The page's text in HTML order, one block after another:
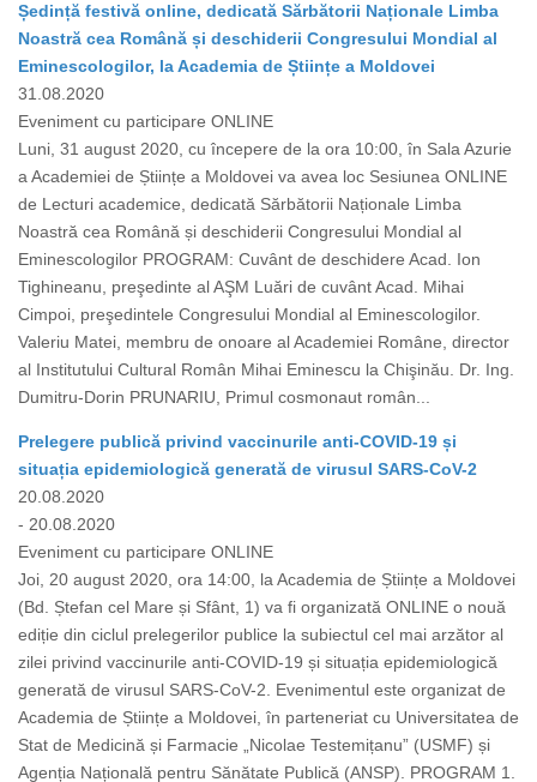
Ședință festivă online, dedicată Sărbătorii Naționale Limba
Noastră cea Română și deschiderii Congresului Mondial al
Eminescologilor, la Academia de Științe a Moldovei
31.08.2020
Eveniment cu participare ONLINE
Luni, 31 august 2020, cu începere de la ora 10:00, în Sala Azurie
a Academiei de Științe a Moldovei va avea loc Sesiunea ONLINE
de Lecturi academice, dedicată Sărbătorii Naționale Limba
Noastră cea Română și deschiderii Congresului Mondial al
Eminescologilor PROGRAM: Cuvânt de deschidere Acad. Ion
Tighineanu, preşedinte al AŞM Luări de cuvânt Acad. Mihai
Cimpoi, preşedintele Congresului Mondial al Eminescologilor.
Valeriu Matei, membru de onoare al Academiei Române, director
al Institutului Cultural Român Mihai Eminescu la Chişinău. Dr. Ing.
Dumitru-Dorin PRUNARIU, Primul cosmonaut român...
Prelegere publică privind vaccinurile anti-COVID-19 și
situația epidemiologică generată de virusul SARS-CoV-2
20.08.2020
- 20.08.2020
Eveniment cu participare ONLINE
Joi, 20 august 2020, ora 14:00, la Academia de Științe a Moldovei
(Bd. Ștefan cel Mare și Sfânt, 1) va fi organizată ONLINE o nouă
ediție din ciclul prelegerilor publice la subiectul cel mai arzător al
zilei privind vaccinurile anti-COVID-19 și situația epidemiologică
generată de virusul SARS-CoV-2. Evenimentul este organizat de
Academia de Științe a Moldovei, în parteneriat cu Universitatea de
Stat de Medicină și Farmacie „Nicolae Testemițanu” (USMF) și
Agenția Națională pentru Sănătate Publică (ANSP). PROGRAM 1.